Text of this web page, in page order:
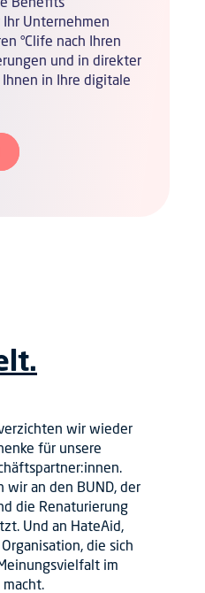
Unternehmen
°Clife nach Ihren
und in direkter
in Ihre digitale
wir wieder
für unsere
wir an den BUND, der
die Renaturierung
Und an HateAid,
die sich
im